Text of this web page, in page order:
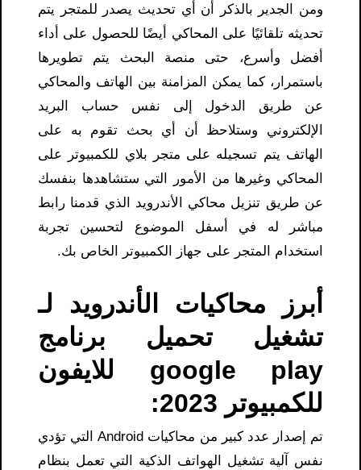
ومن الجدير بالذكر أن أي تحديث يصدر للمتجر يتم
تحديثه تلقائيًا على المحاكي أيضًا للحصول على أداء
أفضل وأسرع، حتى منصة البحث يتم تطويرها
باستمرار، كما يمكن المزامنة بين الهاتف والمحاكي
عن طريق الدخول إلى نفس حساب البريد
الإلكتروني وستلاحظ أن أي بحث تقوم به على
الهاتف يتم تسجيله على متجر بلاي للكمبيوتر على
المحاكي وغيرها من الأمور التي ستشاهدها بنفسك
عن طريق تنزيل محاكي الأندرويد الذي قدمنا ​​رابط
مباشر له في أسفل الموضوع لتحسين تجربة
استخدام المتجر على جهاز الكمبيوتر الخاص بك.
أبرز محاكيات الأندرويد لـ
تشغيل تحميل برنامج
google play للايفون​
للكمبيوتر 2023:
تم إصدار عدد كبير من محاكيات Android التي تؤدي
نفس آلية تشغيل الهواتف الذكية التي تعمل بنظام